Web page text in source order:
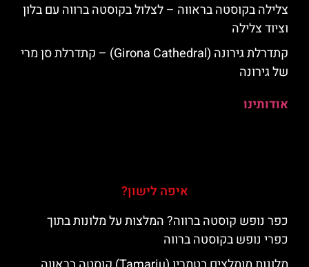
צלילה בקוסטה בראווה – לצלול בקוסטה ברווה עם בלון
וציוד צלילה
קתדרלת גירונה (Girona Cathedral) – קתדרלת סן מרי
של גירונה
אודותינו
איפה לישון?
כפר נופש קוסטה ברווה? המלצות על מלונות בתוך
כפרי נופש בקוסטה ברווה